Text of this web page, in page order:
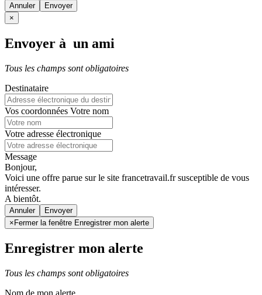
Annuler
×
Envoyer à un ami
Tous les champs sont obligatoires
Destinataire
Vos coordonnées Votre nom
Votre adresse électronique
Message
Bonjour,
Voici une offre parue sur le site francetravail.fr susceptible de vous
intéresser.
A bientôt.
Annuler
× Fermer la fenêtre Enregistrer mon alerte
Enregistrer mon alerte
Tous les champs sont obligatoires
Nom de mon alerte